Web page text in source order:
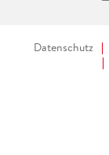
Datenschutz